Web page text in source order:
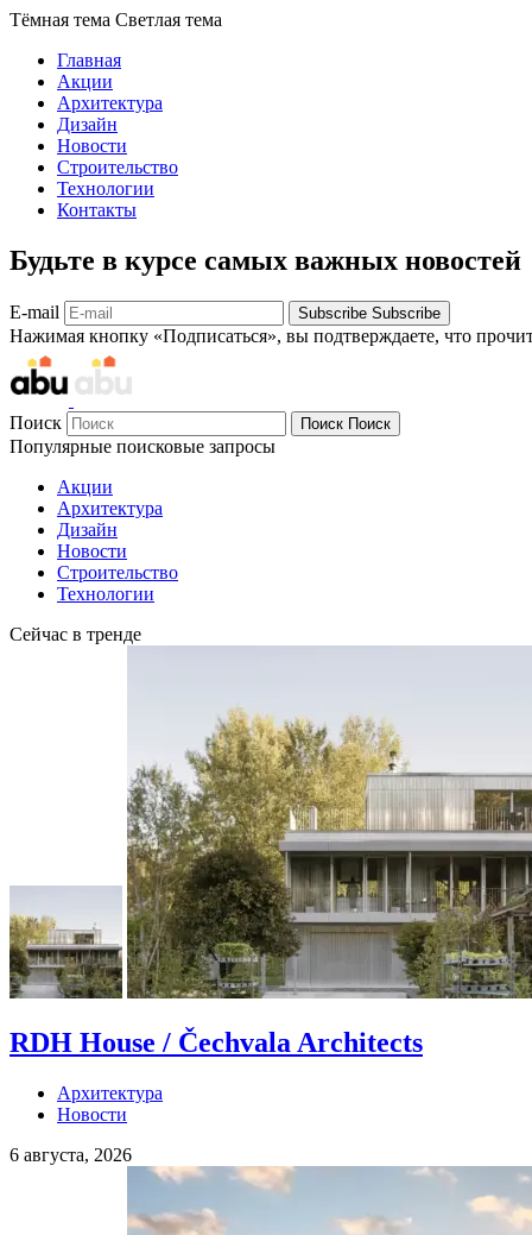
Тёмная тема Светлая тема
Главная
Акции
Архитектура
Дизайн
Новости
Строительство
Технологии
Контакты
Будьте в курсе самых важных новостей
E-mail Subscribe Subscribe
Нажимая кнопку «Подписаться», вы подтверждаете, что
Поиск Поиск Поиск
Популярные поисковые запросы
Акции
Архитектура
Дизайн
Новости
Строительство
Технологии
Сейчас в тренде
RDH House / Čechvala Architects
Архитектура
Новости
6 августа, 2026